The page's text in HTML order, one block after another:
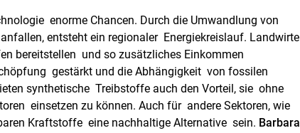
enorme Chancen. Durch die Umwandlung von
entsteht ein regionaler Energiekreislauf. Landwirte
bereitstellen und so zusätzliches Einkommen
gestärkt und die Abhängigkeit von fossilen
synthetische Treibstoffe auch den Vorteil, sie ohne
einsetzen zu können. Auch für andere Sektoren, wie
Kraftstoffe eine nachhaltige Alternative sein. Barbara